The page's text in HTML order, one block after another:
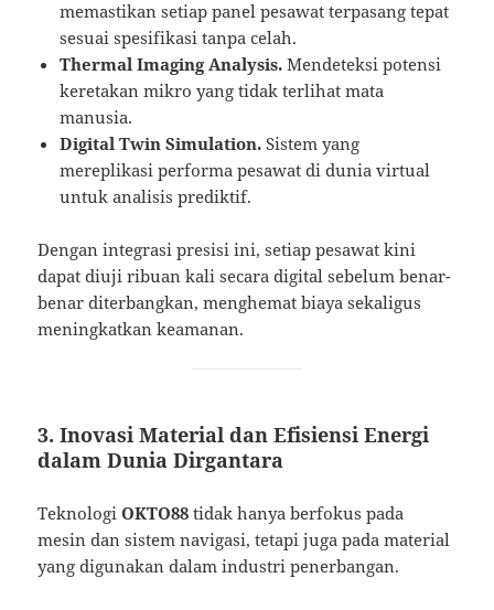
memastikan setiap panel pesawat terpasang tepat
sesuai spesifikasi tanpa celah.
Thermal Imaging Analysis. Mendeteksi potensi
keretakan mikro yang tidak terlihat mata
manusia.
Digital Twin Simulation. Sistem yang
mereplikasi performa pesawat di dunia virtual
untuk analisis prediktif.
Dengan integrasi presisi ini, setiap pesawat kini
dapat diuji ribuan kali secara digital sebelum benar-
benar diterbangkan, menghemat biaya sekaligus
meningkatkan keamanan.
3. Inovasi Material dan Efisiensi Energi
dalam Dunia Dirgantara
TeknologiOKTO88 tidak hanya berfokus pada
mesin dan sistem navigasi, tetapi juga pada material
yang digunakan dalam industri penerbangan.